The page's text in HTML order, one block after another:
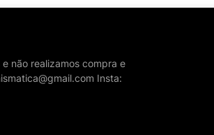
não realizamos compra e
Insta: